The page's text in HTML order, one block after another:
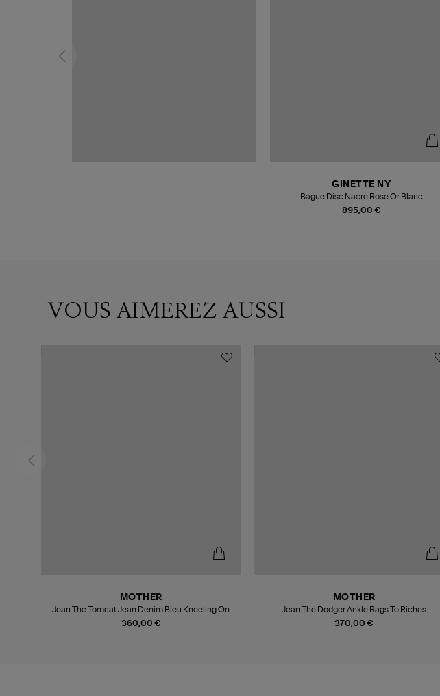
895,00 €
GINETTE NY
Bague Disc Nacre Rose Or Blanc
VOUS AIMEREZ AUSSI
360,00 €
MOTHER
Jean The Tomcat Jean Denim Bleu Kneeling On
Stones
370,00 €
MOTHER
Jean The Dodger Ankle Rags To Riches